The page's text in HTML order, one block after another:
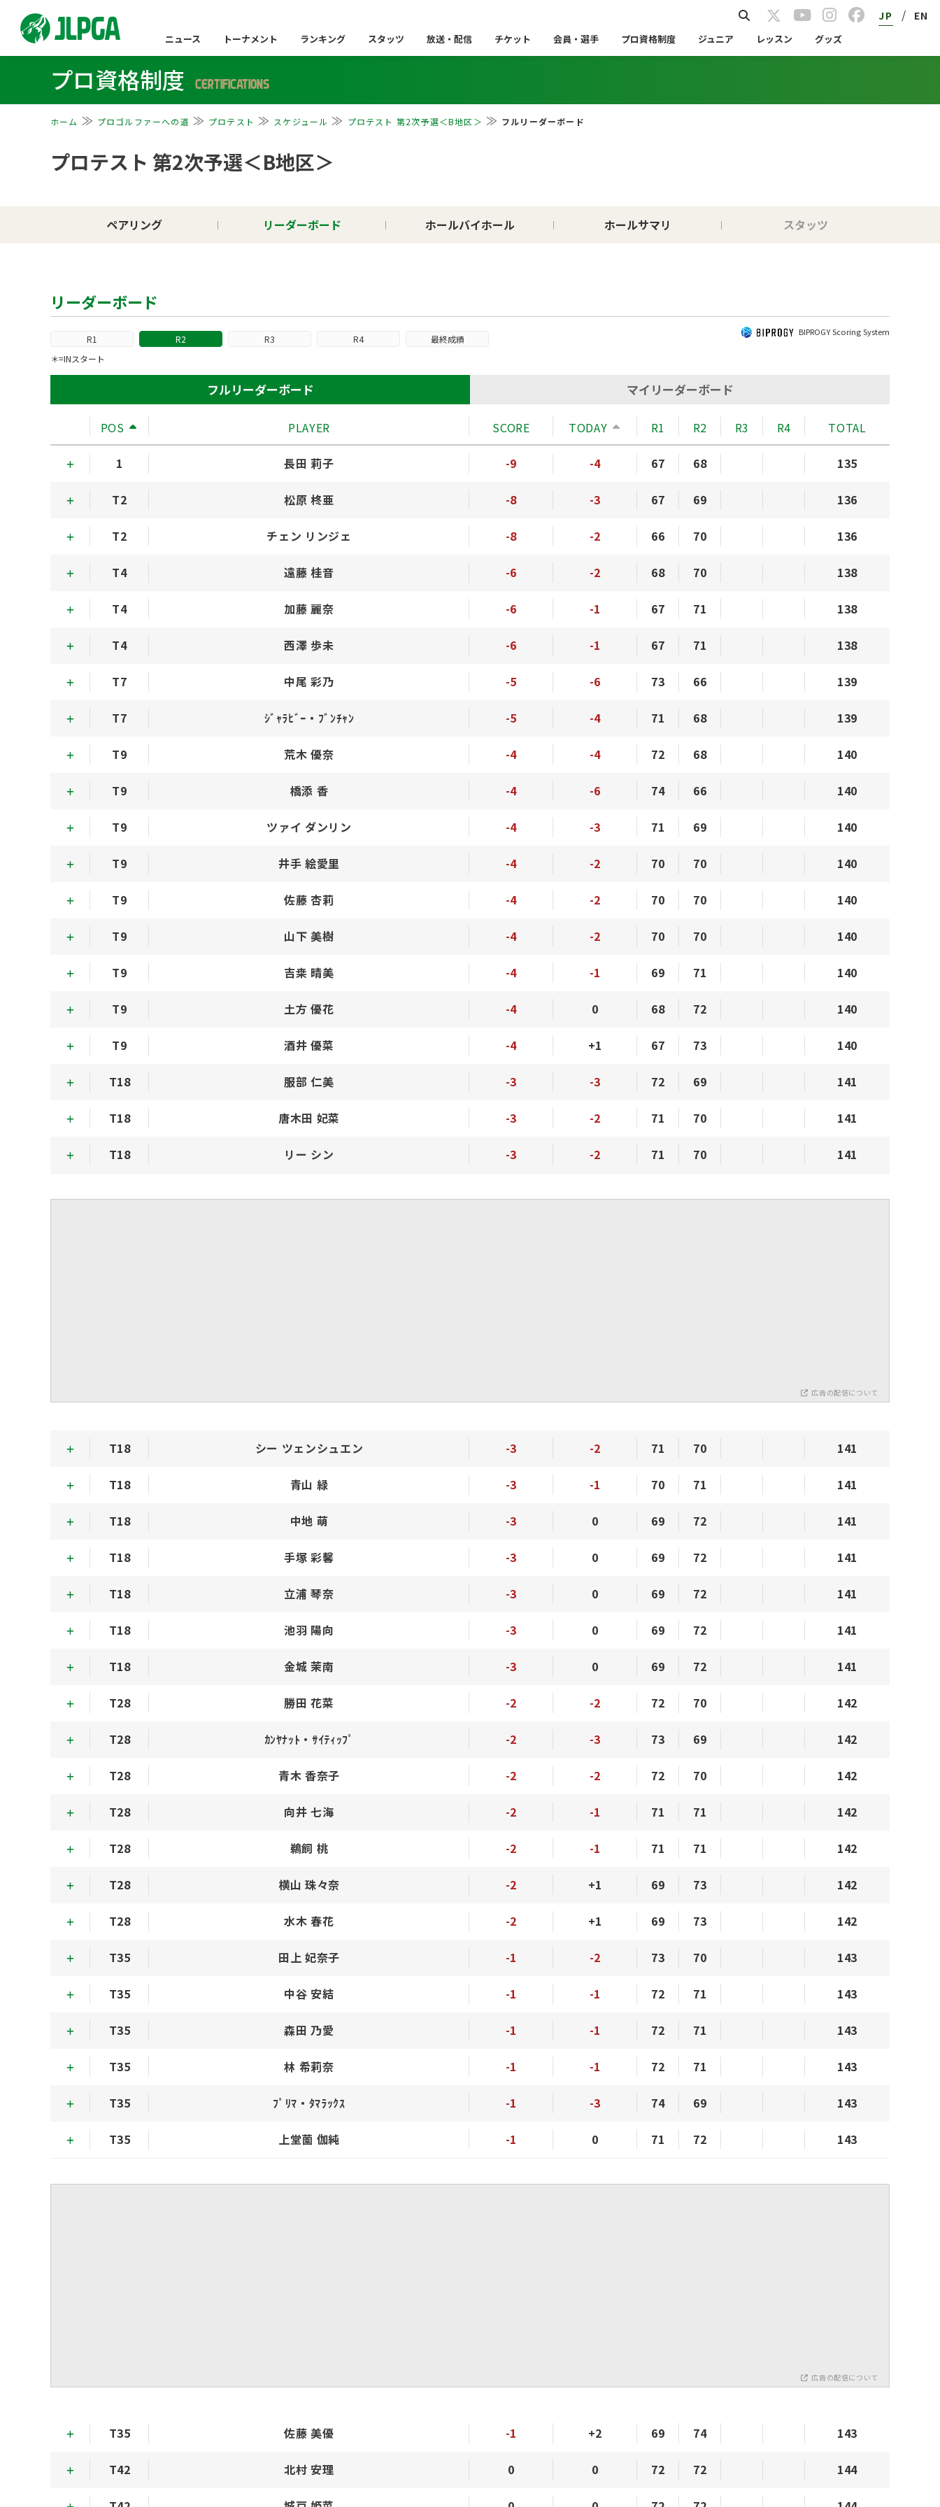
JP / EN
ニュース トーナメント ランキング スタッツ 放送・配信 チケット 会員・選手 プロ資格制度 ジュニア レッスン グッズ
プロ資格制度 CERTIFICATIONS
ホーム プロゴルファーへの道 プロテスト スケジュール プロテスト 第2次予選＜B地区＞ フルリーダーボード
プロテスト 第2次予選＜B地区＞
ペアリング リーダーボード ホールバイホール ホールサマリ スタッツ
リーダーボード
R1 R2 R3 R4 最終成績
BIPROGY Scoring System
＊=INスタート
フルリーダーボード マイリーダーボード
POS PLAYER SCORE TODAY R1 R2 R3 R4 TOTAL
1 長田 莉子 -9 -4 67 68 135
T2 松原 柊亜 -8 -3 67 69 136
T2 チェン リンジェ -8 -2 66 70 136
T4 遠藤 桂音 -6 -2 68 70 138
T4 加藤 麗奈 -6 -1 67 71 138
T4 西澤 歩未 -6 -1 67 71 138
T7 中尾 彩乃 -5 -6 73 66 139
T7 ｼﾞｬﾗﾋﾞｰ・ﾌﾞﾝﾁｬﾝ -5 -4 71 68 139
T9 荒木 優奈 -4 -4 72 68 140
T9 橋添 香 -4 -6 74 66 140
T9 ツァイ ダンリン -4 -3 71 69 140
T9 井手 絵愛里 -4 -2 70 70 140
T9 佐藤 杏莉 -4 -2 70 70 140
T9 山下 美樹 -4 -2 70 70 140
T9 吉桒 晴美 -4 -1 69 71 140
T9 土方 優花 -4 0 68 72 140
T9 酒井 優菜 -4 +1 67 73 140
T18 服部 仁美 -3 -3 72 69 141
T18 唐木田 妃菜 -3 -2 71 70 141
T18 リー シン -3 -2 71 70 141
広告の配信について
T18 シー ツェンシュエン -3 -2 71 70 141
T18 青山 緑 -3 -1 70 71 141
T18 中地 萌 -3 0 69 72 141
T18 手塚 彩馨 -3 0 69 72 141
T18 立浦 琴奈 -3 0 69 72 141
T18 池羽 陽向 -3 0 69 72 141
T18 金城 茉南 -3 0 69 72 141
T28 勝田 花菜 -2 -2 72 70 142
T28 ｶﾝﾔﾅｯﾄ・ｻｲﾃｨｯﾌﾟ -2 -3 73 69 142
T28 青木 香奈子 -2 -2 72 70 142
T28 向井 七海 -2 -1 71 71 142
T28 鵜飼 桃 -2 -1 71 71 142
T28 横山 珠々奈 -2 +1 69 73 142
T28 水木 春花 -2 +1 69 73 142
T35 田上 妃奈子 -1 -2 73 70 143
T35 中谷 安結 -1 -1 72 71 143
T35 森田 乃愛 -1 -1 72 71 143
T35 林 希莉奈 -1 -1 72 71 143
T35 ﾌﾟﾘﾏ・ﾀﾏﾗｯｸｽ -1 -3 74 69 143
T35 上堂薗 伽純 -1 0 71 72 143
広告の配信について
T35 佐藤 美優 -1 +2 69 74 143
T42 北村 安理 0 0 72 72 144